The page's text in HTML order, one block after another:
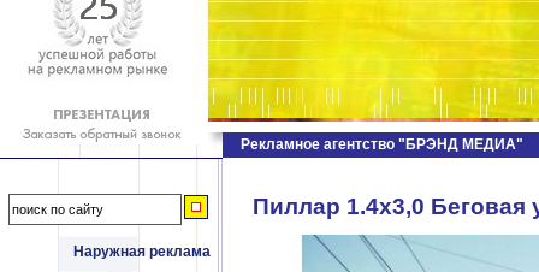
Наружная реклама
Рекламное агентство "БРЭНД МЕДИА"
Пиллар 1.4х3,0 Беговая